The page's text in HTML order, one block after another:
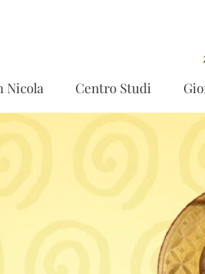
Nicola Centro Studi